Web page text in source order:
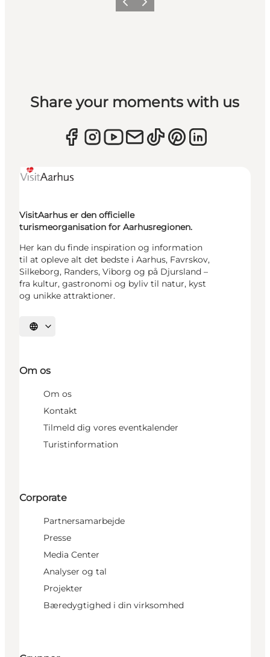
ForrigeNæste
Share your moments with us
VisitAarhus er den officielle
turismeorganisation for Aarhusregionen.
Her kan du finde inspiration og information
til at opleve alt det bedste i Aarhus, Favrskov,
Silkeborg, Randers, Viborg og på Djursland –
fra kultur, gastronomi og byliv til natur, kyst
og unikke attraktioner.
Vælg sprog
Om os
Om os
Kontakt
Tilmeld dig vores eventkalender
Turistinformation
Corporate
Partnersamarbejde
Presse
Media Center
Analyser og tal
Projekter
Bæredygtighed i din virksomhed